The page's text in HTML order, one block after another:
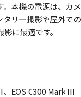
。本機の電源は、カ
タリー撮影や屋外で
に最適です。
、EOS C300 Mark III